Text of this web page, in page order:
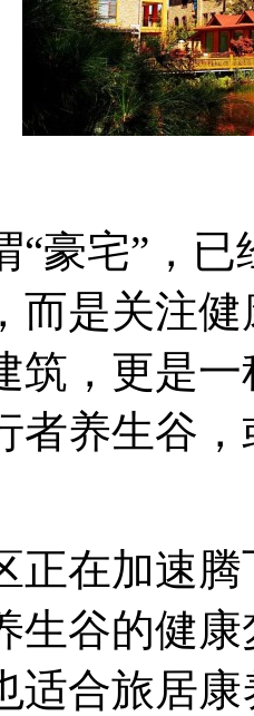
宅”，已
而是关注
筑，更是
者养生谷
在加速腾
生谷的健
适合旅居